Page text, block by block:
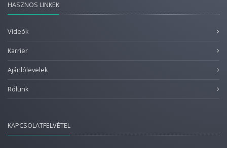
HASZNOS LINKEK
Videók
Karrier
Ajánlólevelek
Rólunk
KAPCSOLATFELVÉTEL